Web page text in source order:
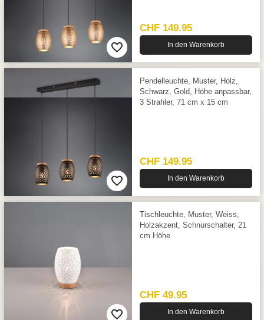
CHF 149.95
In den Warenkorb
Pendelleuchte, Muster, Holz,
Schwarz, Gold, Höhe anpassbar,
3 Strahler, 71 cm x 15 cm
CHF 149.95
In den Warenkorb
Tischleuchte, Muster, Weiss,
Holzakzent, Schnurschalter, 21
cm Höhe
CHF 49.95
In den Warenkorb